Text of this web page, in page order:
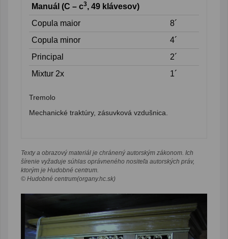
Manuál (C – c3, 49 klávesov)
Copula maior
8´
Copula minor
4´
Principal
2´
Mixtur 2x
1´
Tremolo
Mechanické traktúry, zásuvková vzdušnica.
Texty a obrazový materiál je chránený autorským zákonom. Ich
šírenie vyžaduje súhlas oprávneného nositeľa autorských práv,
ktorým je Hudobné centrum.
© Hudobné centrum(organy.hc.sk)